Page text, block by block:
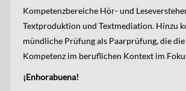
Kompetenzbereiche Hör- und
Textproduktion und Textmediation. Hinzu
mündliche Prüfung als Paarprüfung, die
Kompetenz im beruflichen Kontext im
¡Enhorabuena!